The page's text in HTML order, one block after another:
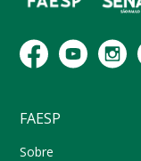
FAESP
Sobre